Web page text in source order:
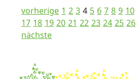
vorherige 1 2 3 4 5 6 7 8 9 10
17 18 19 20 21 22 23 24 25 26
nächste